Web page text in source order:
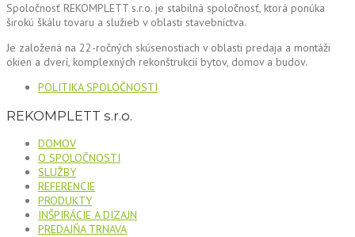
Spoločnosť REKOMPLETT s.r.o. je stabilná spoločnosť, ktorá ponúka
širokú škálu tovaru a služieb v oblasti stavebníctva.
Je založená na 22-ročných skúsenostiach v oblasti predaja a montáži
okien a dverí, komplexných rekonštrukcií bytov, domov a budov.
POLITIKA SPOLOČNOSTI
REKOMPLETT s.r.o.
DOMOV
O SPOLOČNOSTI
SLUŽBY
REFERENCIE
PRODUKTY
INŠPIRÁCIE A DIZAJN
PREDAJŇA TRNAVA